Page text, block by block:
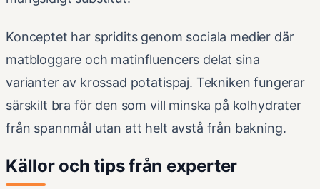
Konceptet har spridits genom sociala medier där
matbloggare och matinfluencers delat sina
varianter av krossad potatispaj. Tekniken fungerar
särskilt bra för den som vill minska på kolhydrater
från spannmål utan att helt avstå från bakning.
Källor och tips från experter